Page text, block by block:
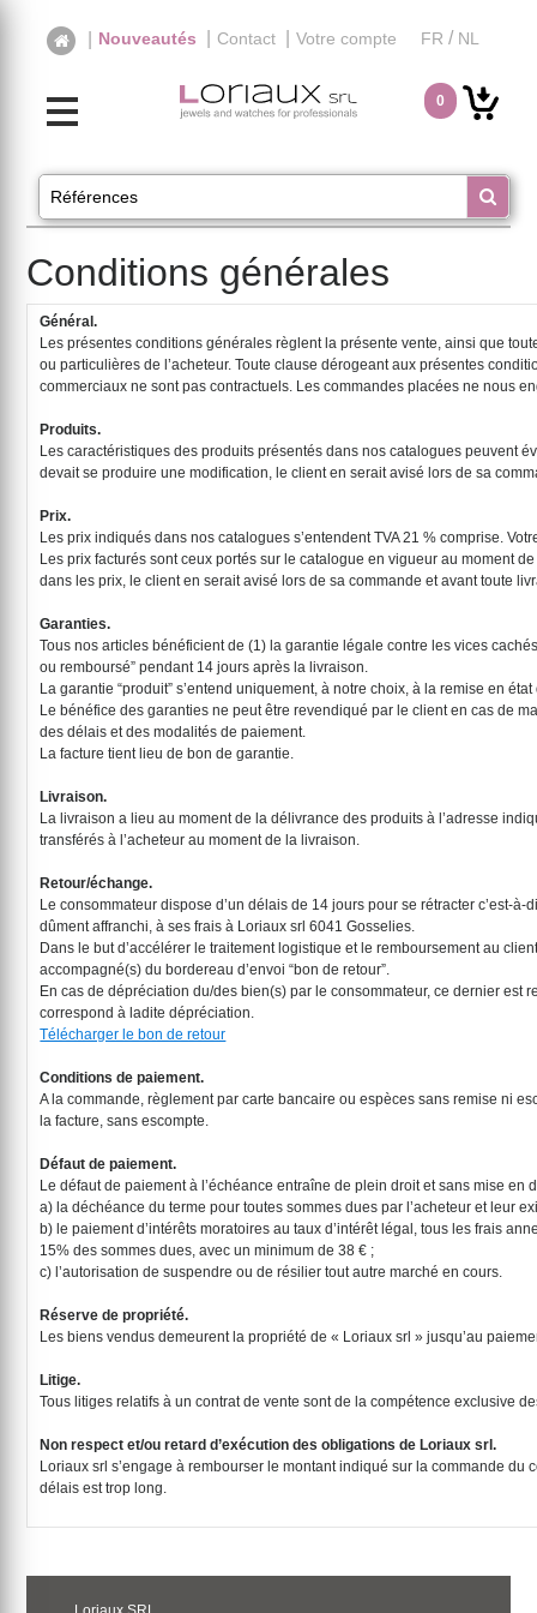
Nouveautés Contact Votre compte FR / NL
0
Conditions générales
Général.
Les présentes conditions générales règlent la présente vente, ainsi que
ou particulières de l’acheteur. Toute clause dérogeant aux présentes
commerciaux ne sont pas contractuels. Les commandes placées ne nous
Produits.
Les caractéristiques des produits présentés dans nos catalogues peuvent
devait se produire une modification, le client en serait avisé lors de sa
Prix.
Les prix indiqués dans nos catalogues s’entendent TVA 21 % comprise.
Les prix facturés sont ceux portés sur le catalogue en vigueur au moment
dans les prix, le client en serait avisé lors de sa commande et avant toute
Garanties.
Tous nos articles bénéficient de (1) la garantie légale contre les vices
ou remboursé” pendant 14 jours après la livraison.
La garantie “produit” s’entend uniquement, à notre choix, à la remise en
Le bénéfice des garanties ne peut être revendiqué par le client en cas de
des délais et des modalités de paiement.
La facture tient lieu de bon de garantie.
Livraison.
La livraison a lieu au moment de la délivrance des produits à l’adresse
transférés à l’acheteur au moment de la livraison.
Retour/échange.
Le consommateur dispose d’un délais de 14 jours pour se rétracter c’est-
dûment affranchi, à ses frais à Loriaux srl 6041 Gosselies.
Dans le but d’accélérer le traitement logistique et le remboursement au
accompagné(s) du bordereau d’envoi “bon de retour”.
En cas de dépréciation du/des bien(s) par le consommateur, ce dernier
correspond à ladite dépréciation.
Télécharger le bon de retour
Conditions de paiement.
A la commande, règlement par carte bancaire ou espèces sans remise ni
la facture, sans escompte.
Défaut de paiement.
Le défaut de paiement à l’échéance entraîne de plein droit et sans mise en
a) la déchéance du terme pour toutes sommes dues par l’acheteur et leur
b) le paiement d’intérêts moratoires au taux d’intérêt légal, tous les frais
15% des sommes dues, avec un minimum de 38 € ;
c) l’autorisation de suspendre ou de résilier tout autre marché en cours.
Réserve de propriété.
Les biens vendus demeurent la propriété de « Loriaux srl » jusqu’au
Litige.
Tous litiges relatifs à un contrat de vente sont de la compétence exclusive
Non respect et/ou retard d’exécution des obligations de Loriaux srl.
Loriaux srl s’engage à rembourser le montant indiqué sur la commande
délais est trop long.